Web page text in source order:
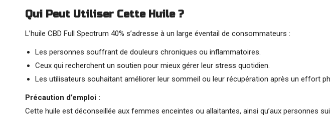
Qui Peut Utiliser Cette Huile ?
L’huile CBD Full Spectrum 40% s’adresse à un large éventail de consommateurs :
Les personnes souffrant de douleurs chroniques ou inflammatoires.
Ceux qui recherchent un soutien pour mieux gérer leur stress quotidien.
Les utilisateurs souhaitant améliorer leur sommeil ou leur récupération après un effort
Précaution d’emploi :
Cette huile est déconseillée aux femmes enceintes ou allaitantes, ainsi qu’aux personnes